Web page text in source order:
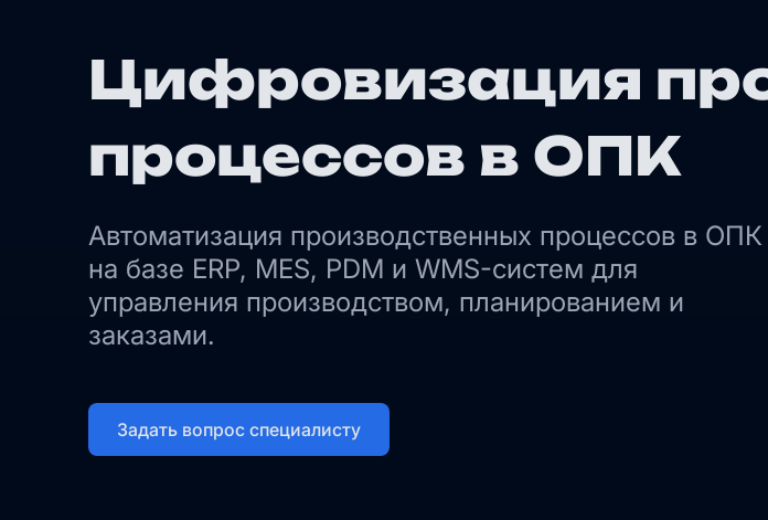
Цифровизация
процессов в ОПК
Автоматизация производственных процессов в ОПК
на базе ERP, MES, PDM и WMS-систем для
управления производством, планированием и
заказами.
Задать вопрос специалисту